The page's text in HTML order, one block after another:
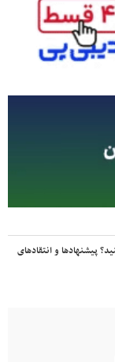
پیشنهادها و انتقادهای